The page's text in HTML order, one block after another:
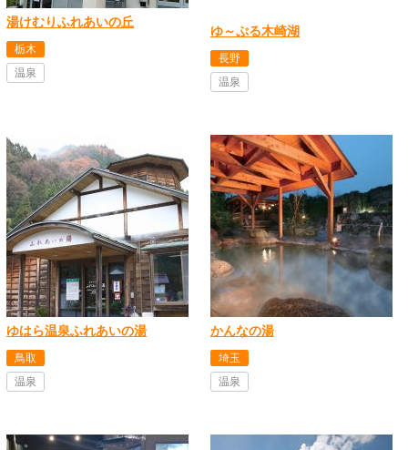
湯けむりふれあいの丘
栃木
温泉
ゆ～ぷる木崎湖
長野
温泉
ゆはら温泉ふれあいの湯
鳥取
温泉
かんなの湯
埼玉
温泉